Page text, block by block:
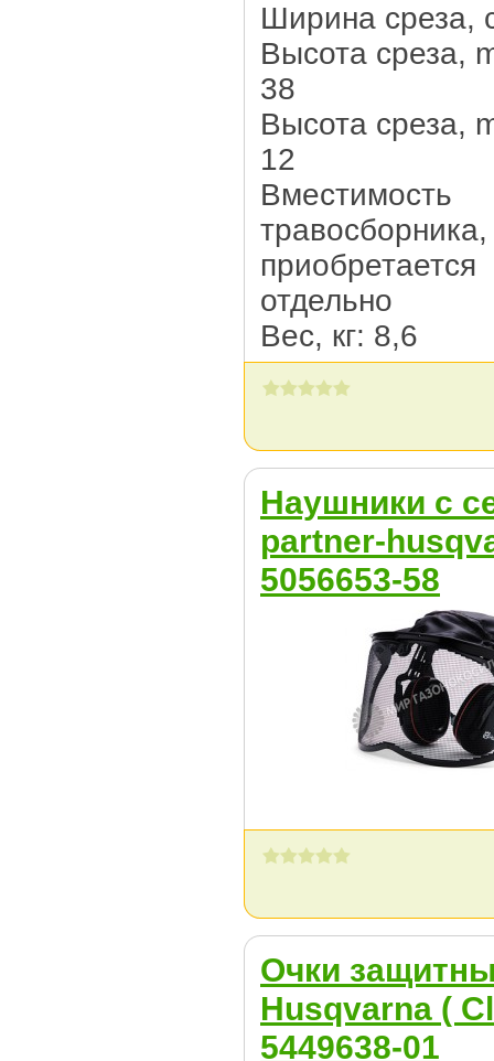
Ширина среза,
Высота среза,
38
Высота среза,
12
Вместимость
приобретается
отдельно
Вес, кг: 8,6
Наушники с
partner-
5056653-58
Очки
Husqvarna (
5449638-01